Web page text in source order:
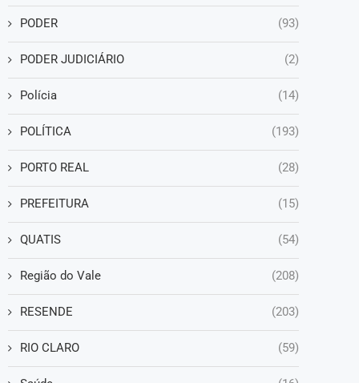
PODER (93)
PODER JUDICIÁRIO (2)
Polícia (14)
POLÍTICA (193)
PORTO REAL (28)
PREFEITURA (15)
QUATIS (54)
Região do Vale (208)
RESENDE (203)
RIO CLARO (59)